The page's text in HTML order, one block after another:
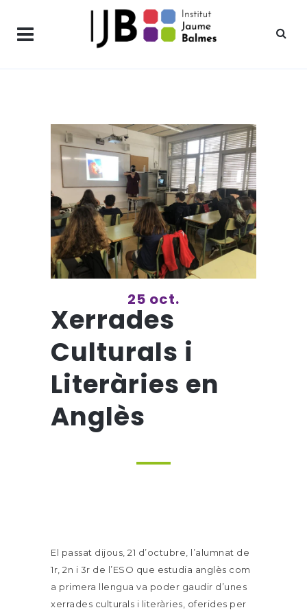
25 oct.
Xerrades
Culturals i
Literàries en
Anglès
El passat dijous, 21 d’octubre, l’alumnat de
1r, 2n i 3r de l’ESO que estudia anglès com
a primera llengua va poder gaudir d’unes
xerrades culturals i literàries, oferides per